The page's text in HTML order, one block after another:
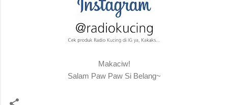
Makaciw!
Salam Paw Paw Si Belang~